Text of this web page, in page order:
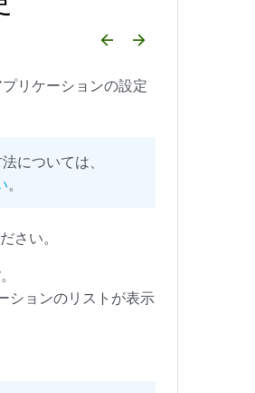
arrow_backward arrow_forward
リケーションの設定
については、
。
さい。
。
ションのリストが表示